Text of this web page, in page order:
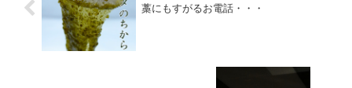
藁にもすがるお電話・・・